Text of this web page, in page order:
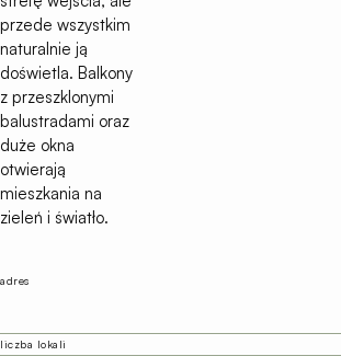
adres
liczba lokali
przede wszystkim
naturalnie ją
doświetla. Balkony
z przeszklonymi
balustradami oraz
duże okna
otwierają
mieszkania na
zieleń i światło.